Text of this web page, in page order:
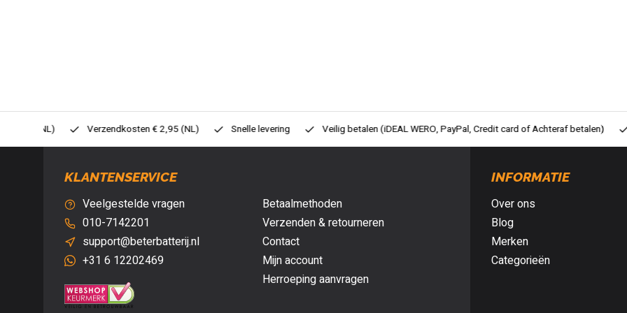
Verzendkosten € 2,95 (NL) Snelle levering Veilig betalen (iDEAL WERO, PayPal, Credit card of Achteraf betalen)
KLANTENSERVICE
Veelgestelde vragen
010-7142201
support@beterbatterij.nl
+31 6 12202469
Betaalmethoden
Verzenden & retourneren
Contact
Mijn account
Herroeping aanvragen
INFORMATIE
Over ons
Blog
Merken
Categorieën